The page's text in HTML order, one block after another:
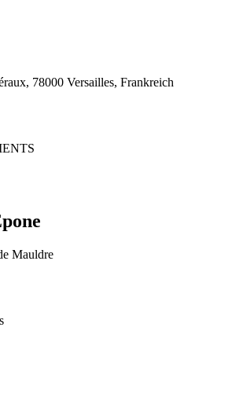
78000 Versailles, Frankreich
Mauldre